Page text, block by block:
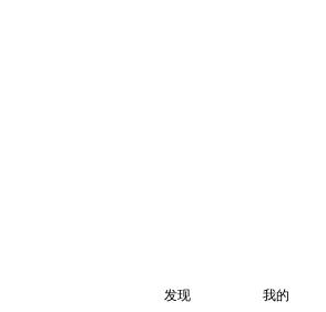
发现 我的